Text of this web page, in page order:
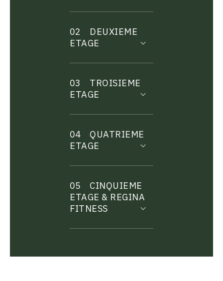
02
DEUXIEME
ETAGE
03
TROISIEME
ETAGE
04
QUATRIEME
ETAGE
05
CINQUIEME
ETAGE & REGINA
FITNESS